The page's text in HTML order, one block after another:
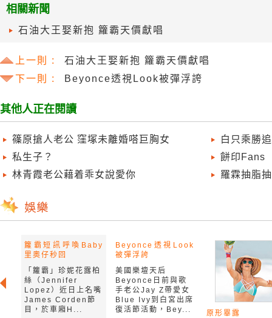
相關新聞
石油大王娶新抱 籮霸天價獻唱
上一則 :
石油大王娶新抱 籮霸天價獻唱
下一則 :
Beyonce透視Look被彈浮誇
其他人正在閱讀
篠原搶人老公 窪塚未離婚嗒巨胸女
私生子？
林青霞老公藉着乖女說愛你
白只乘勝
餅印Fans
羅霖抽脂
籮霸短訊呼喚Baby
里奧仔秒回
「籮霸」珍妮花露柏
絲（Jennifer
Lopez）近日上名嘴
James Corden節
目，於車廂H...
Beyonce透視Look
被彈浮誇
美國樂壇天后
Beyonce日前與歌
手老公Jay Z帶愛女
Blue Ivy到白宮出席
復活節活動，Bey...
原形畢露